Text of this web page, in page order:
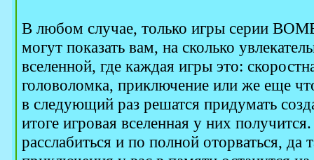
В любом случае, только игры серии
могут показать вам, на сколько
вселенной, где каждая игры это:
головоломка, приключение или же еще
в следующий раз решатся придумать
итоге игровая вселенная у них
расслабиться и по полной оторваться, да